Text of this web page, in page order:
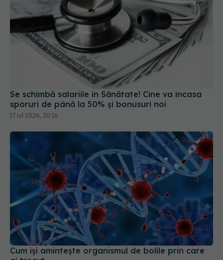
Se schimbă salariile în Sănătate! Cine va încasa
sporuri de până la 50% și bonusuri noi
17 iul 2026, 20:16
Cum își amintește organismul de bolile prin care
ai trecut
20 iul 2026, 22:38